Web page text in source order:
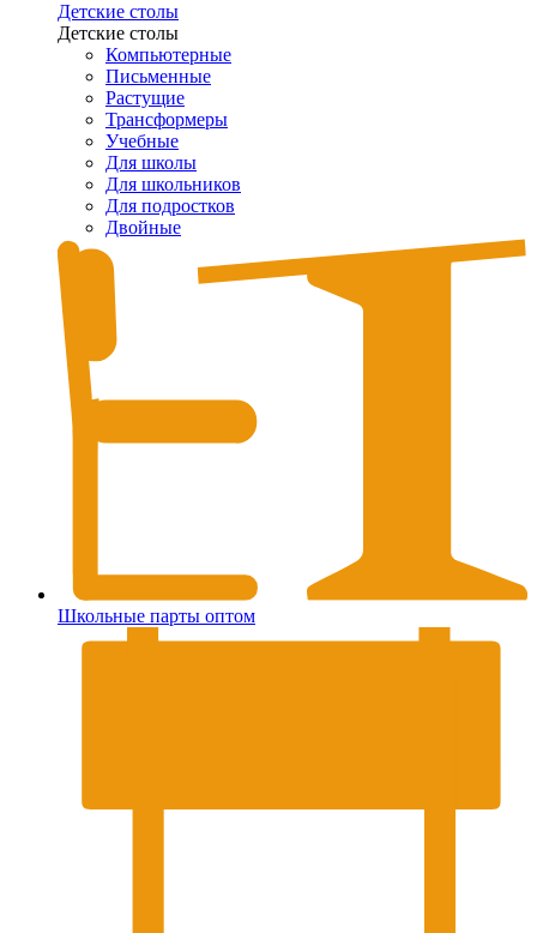
Детские столы
Детские столы
Компьютерные
Письменные
Растущие
Трансформеры
Учебные
Для школы
Для школьников
Для подростков
Двойные
Школьные парты оптом